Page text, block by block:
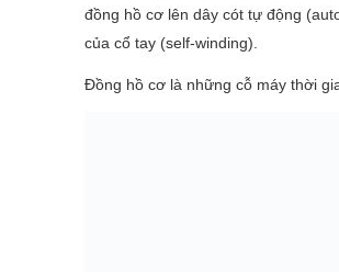
đồng hồ cơ lên dây cót tự động
của cổ tay (self-winding).
Đồng hồ cơ là những cỗ máy thời